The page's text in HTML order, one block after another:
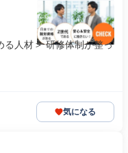
る人材＞ 研修体制が整っ
気になる